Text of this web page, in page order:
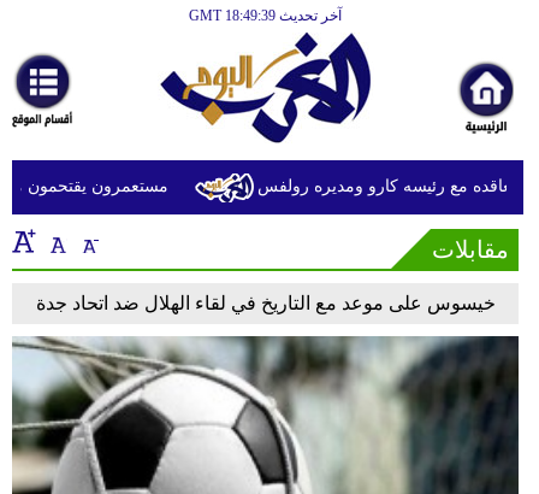
آخر تحديث GMT 18:49:39
أخبارعاجلة
رياضة
ثقافة
إقتصاد
أزياء
صحة
وتغذية
مستعمرون يقتحمون منطقة مع رئيسه كارو ومديره رولفس
مقابلات
خيسوس على موعد مع التاريخ في لقاء الهلال ضد اتحاد جدة